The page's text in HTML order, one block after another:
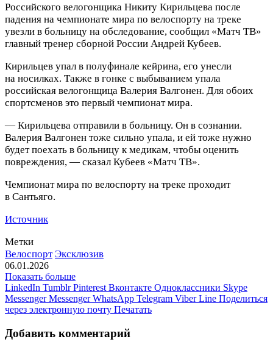
Российского велогонщика Никиту Кирильцева после
падения на чемпионате мира по велоспорту на треке
увезли в больницу на обследование, сообщил «Матч ТВ»
главный тренер сборной России Андрей Кубеев.
Кирильцев упал в полуфинале кейрина, его унесли
на носилках. Также в гонке с выбыванием упала
российская велогонщица Валерия Валгонен. Для обоих
спортсменов это первый чемпионат мира.
— Кирильцева отправили в больницу. Он в сознании.
Валерия Валгонен тоже сильно упала, и ей тоже нужно
будет поехать в больницу к медикам, чтобы оценить
повреждения, — сказал Кубеев «Матч ТВ».
Чемпионат мира по велоспорту на треке проходит
в Сантьяго.
Источник
Метки
Велоспорт Эксклюзив
06.01.2026
Показать больше
LinkedIn Tumblr Pinterest Вконтакте Одноклассники Skype
Messenger Messenger WhatsApp Telegram Viber Line Поделиться
через электронную почту Печатать
Добавить комментарий